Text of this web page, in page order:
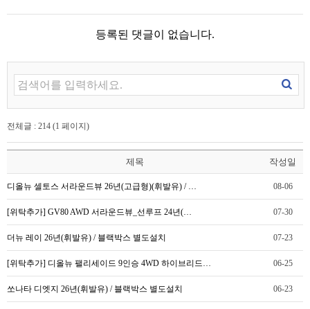
등록된 댓글이 없습니다.
전체글 : 214 (1 페이지)
제목 작성일
디올뉴 셀토스 서라운드뷰 26년(고급형)(휘발유) / … 08-06
[위탁추가] GV80 AWD 서라운드뷰_선루프 24년(… 07-30
더뉴 레이 26년(휘발유) / 블랙박스 별도설치 07-23
[위탁추가] 디올뉴 팰리세이드 9인승 4WD 하이브리드… 06-25
쏘나타 디엣지 26년(휘발유) / 블랙박스 별도설치 06-23